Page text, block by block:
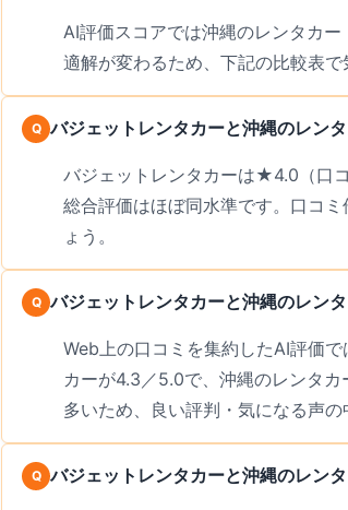
AI評価スコアでは沖縄のレンタカ
適解が変わるため、下記の比較表で
バジェットレンタカーと沖縄のレン
バジェットレンタカーは★4.0（口
総合評価はほぼ同水準です。口コ
ょう。
バジェットレンタカーと沖縄のレン
Web上の口コミを集約したAI評価
カーが4.3／5.0で、沖縄のレンタ
多いため、良い評判・気になる声
バジェットレンタカーと沖縄のレン